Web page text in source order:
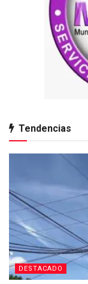
Tendencias
DESTACADO